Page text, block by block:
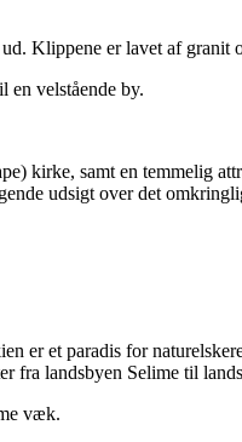
Klippene er lavet af granit
en velstående by.
kirke, samt en temmelig
udsigt over det
er et paradis for
fra landsbyen Selime til
væk.